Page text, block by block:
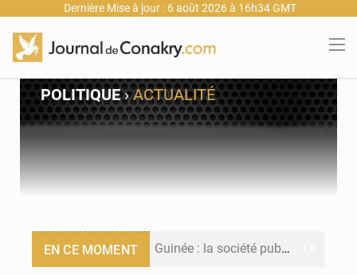
Dernière Mise à jour : 6 août 2026 à 16h34 GMT
POLITIQUE›ACTUALITÉ
EN CE MOMENT Guinée : la société publique Nimba Mining Company signe sa première convention minière